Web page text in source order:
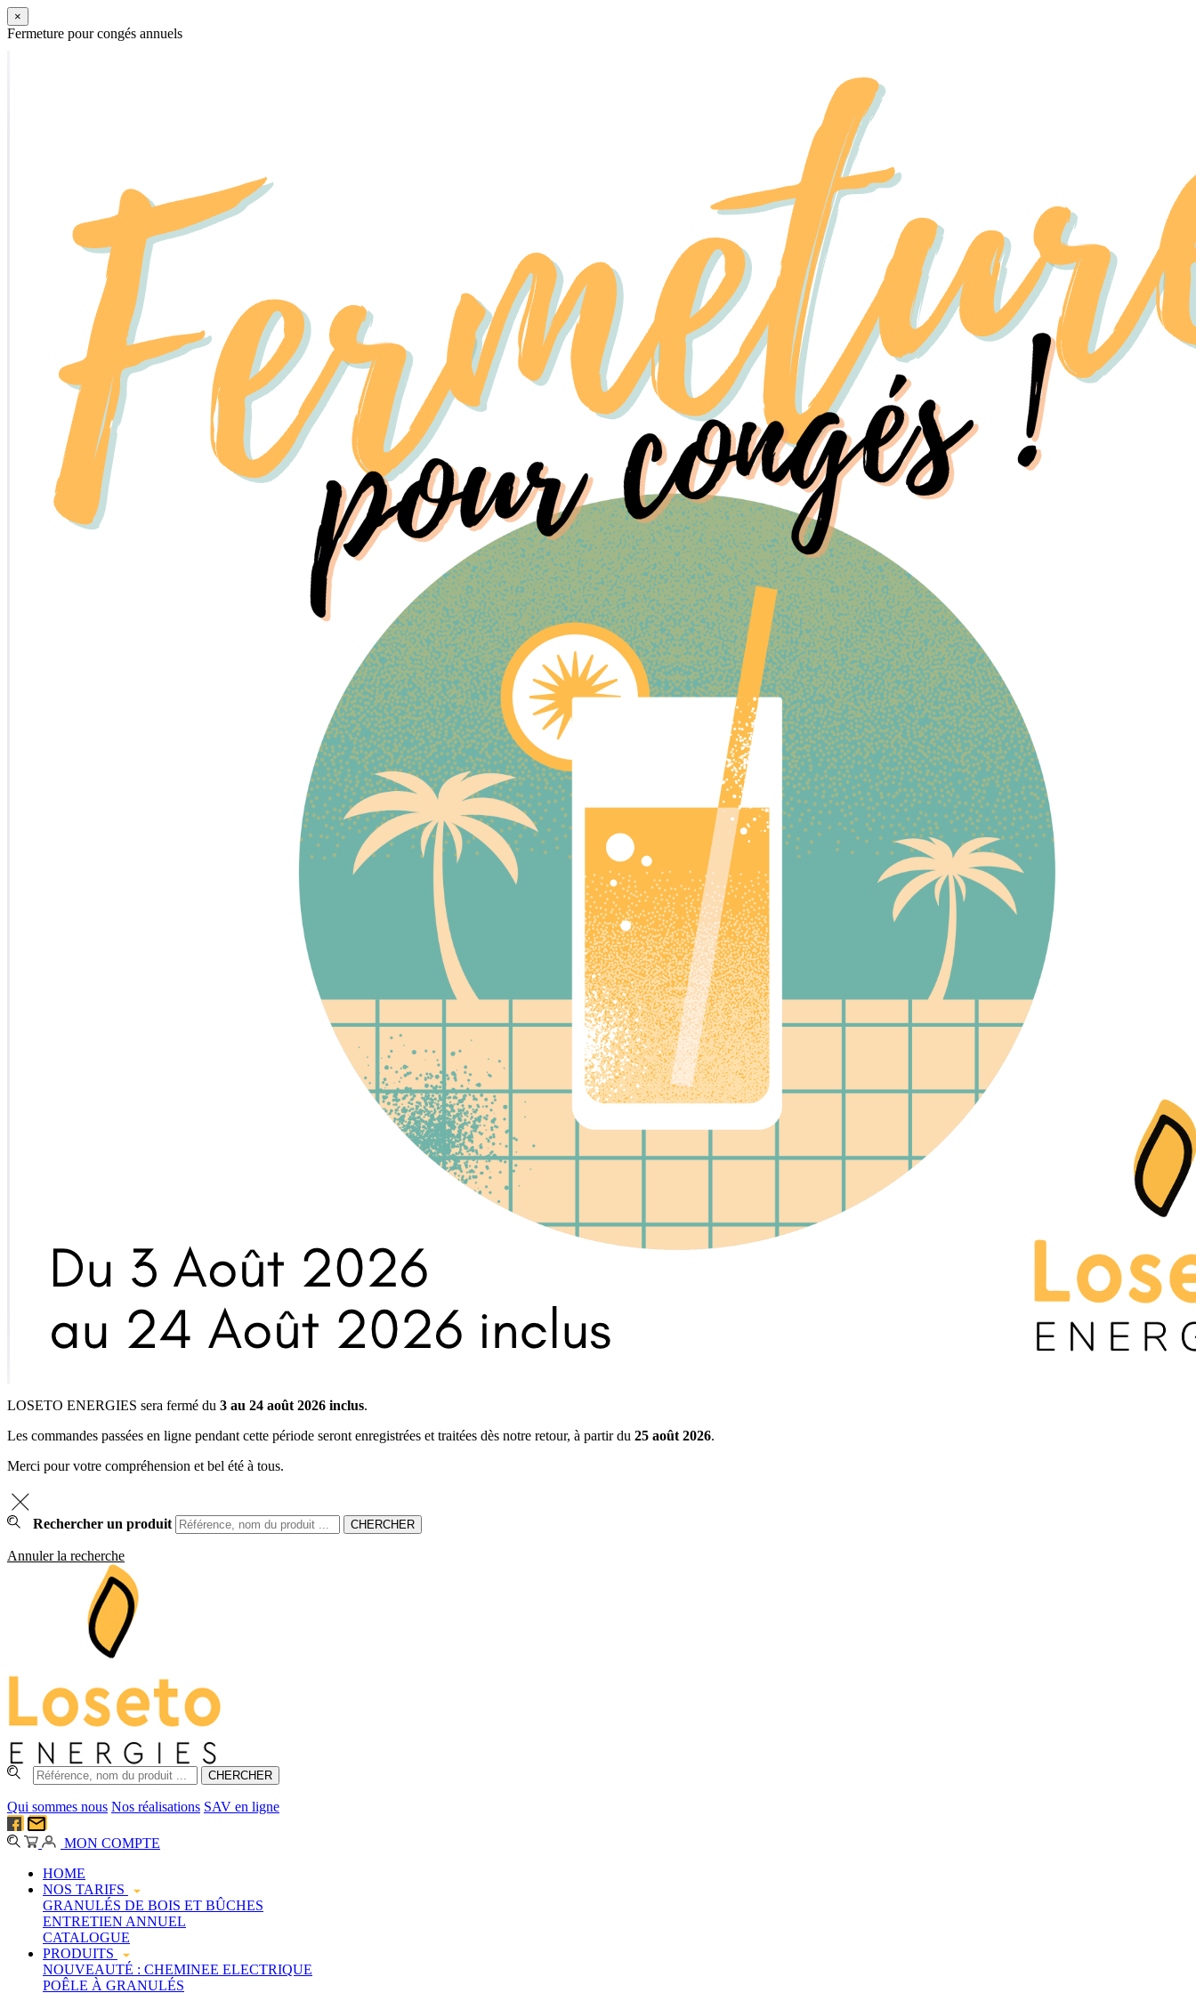
×
Fermeture pour congés annuels
LOSETO ENERGIES sera fermé du 3 au 24 août 2026 inclus.
Les commandes passées en ligne pendant cette période seront enregistrées et traitées dès notre retour, à partir du 25 août 2026.
Merci pour votre compréhension et bel été à tous.
Rechercher un produit
Annuler la recherche
Qui sommes nous Nos réalisations SAV en ligne
MON COMPTE
HOME
NOS TARIFS
GRANULÉS DE BOIS ET BÛCHES
ENTRETIEN ANNUEL
CATALOGUE
PRODUITS
NOUVEAUTÉ : CHEMINEE ELECTRIQUE
POÊLE À GRANULÉS